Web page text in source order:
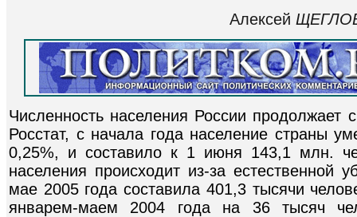
Алексей
Численность населения России продолжает
Росстат, с начала года население страны
0,25%, и составило к 1 июня 143,1 млн.
населения происходит из-за естественной
мае 2005 года составила 401,3 тысячи
январем-маем 2004 года на 36 тысяч